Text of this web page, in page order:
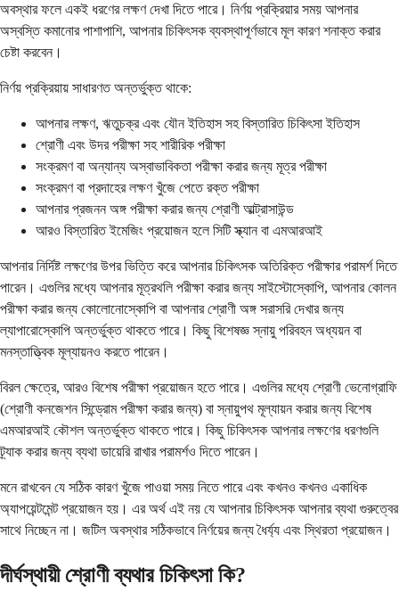
অবস্থার ফলে একই ধরণের লক্ষণ দেখা দিতে পারে। নির্ণয় প্রক্রিয়ার সময় আপনার
অস্বস্তি কমানোর পাশাপাশি, আপনার চিকিৎসক ব্যবস্থাপূর্ণভাবে মূল কারণ শনাক্ত করার
চেষ্টা করবেন।
নির্ণয় প্রক্রিয়ায় সাধারণত অন্তর্ভুক্ত থাকে:
আপনার লক্ষণ, ঋতুচক্র এবং যৌন ইতিহাস সহ বিস্তারিত চিকিৎসা ইতিহাস
শ্রোণী এবং উদর পরীক্ষা সহ শারীরিক পরীক্ষা
সংক্রমণ বা অন্যান্য অস্বাভাবিকতা পরীক্ষা করার জন্য মূত্র পরীক্ষা
সংক্রমণ বা প্রদাহের লক্ষণ খুঁজে পেতে রক্ত পরীক্ষা
আপনার প্রজনন অঙ্গ পরীক্ষা করার জন্য শ্রোণী আল্ট্রাসাউন্ড
আরও বিস্তারিত ইমেজিং প্রয়োজন হলে সিটি স্ক্যান বা এমআরআই
আপনার নির্দিষ্ট লক্ষণের উপর ভিত্তি করে আপনার চিকিৎসক অতিরিক্ত পরীক্ষার পরামর্শ দিতে
পারেন। এগুলির মধ্যে আপনার মূত্রথলি পরীক্ষা করার জন্য সাইস্টোস্কোপি, আপনার কোলন
পরীক্ষা করার জন্য কোলোনোস্কোপি বা আপনার শ্রোণী অঙ্গ সরাসরি দেখার জন্য
ল্যাপারোস্কোপি অন্তর্ভুক্ত থাকতে পারে। কিছু বিশেষজ্ঞ স্নায়ু পরিবহন অধ্যয়ন বা
মনস্তাত্ত্বিক মূল্যায়নও করতে পারেন।
বিরল ক্ষেত্রে, আরও বিশেষ পরীক্ষা প্রয়োজন হতে পারে। এগুলির মধ্যে শ্রোণী ভেনোগ্রাফি
(শ্রোণী কনজেশন সিন্ড্রোম পরীক্ষা করার জন্য) বা স্নায়ুপথ মূল্যায়ন করার জন্য বিশেষ
এমআরআই কৌশল অন্তর্ভুক্ত থাকতে পারে। কিছু চিকিৎসক আপনার লক্ষণের ধরণগুলি
ট্র্যাক করার জন্য ব্যথা ডায়েরি রাখার পরামর্শও দিতে পারেন।
মনে রাখবেন যে সঠিক কারণ খুঁজে পাওয়া সময় নিতে পারে এবং কখনও কখনও একাধিক
অ্যাপয়েন্টমেন্ট প্রয়োজন হয়। এর অর্থ এই নয় যে আপনার চিকিৎসক আপনার ব্যথা গুরুত্বের
সাথে নিচ্ছেন না। জটিল অবস্থার সঠিকভাবে নির্ণয়ের জন্য ধৈর্য্য এবং স্থিরতা প্রয়োজন।
দীর্ঘস্থায়ী শ্রোণী ব্যথার চিকিৎসা কি?